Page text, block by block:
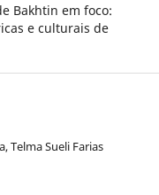
Bakhtin em foco:
e culturais de
Telma Sueli Farias